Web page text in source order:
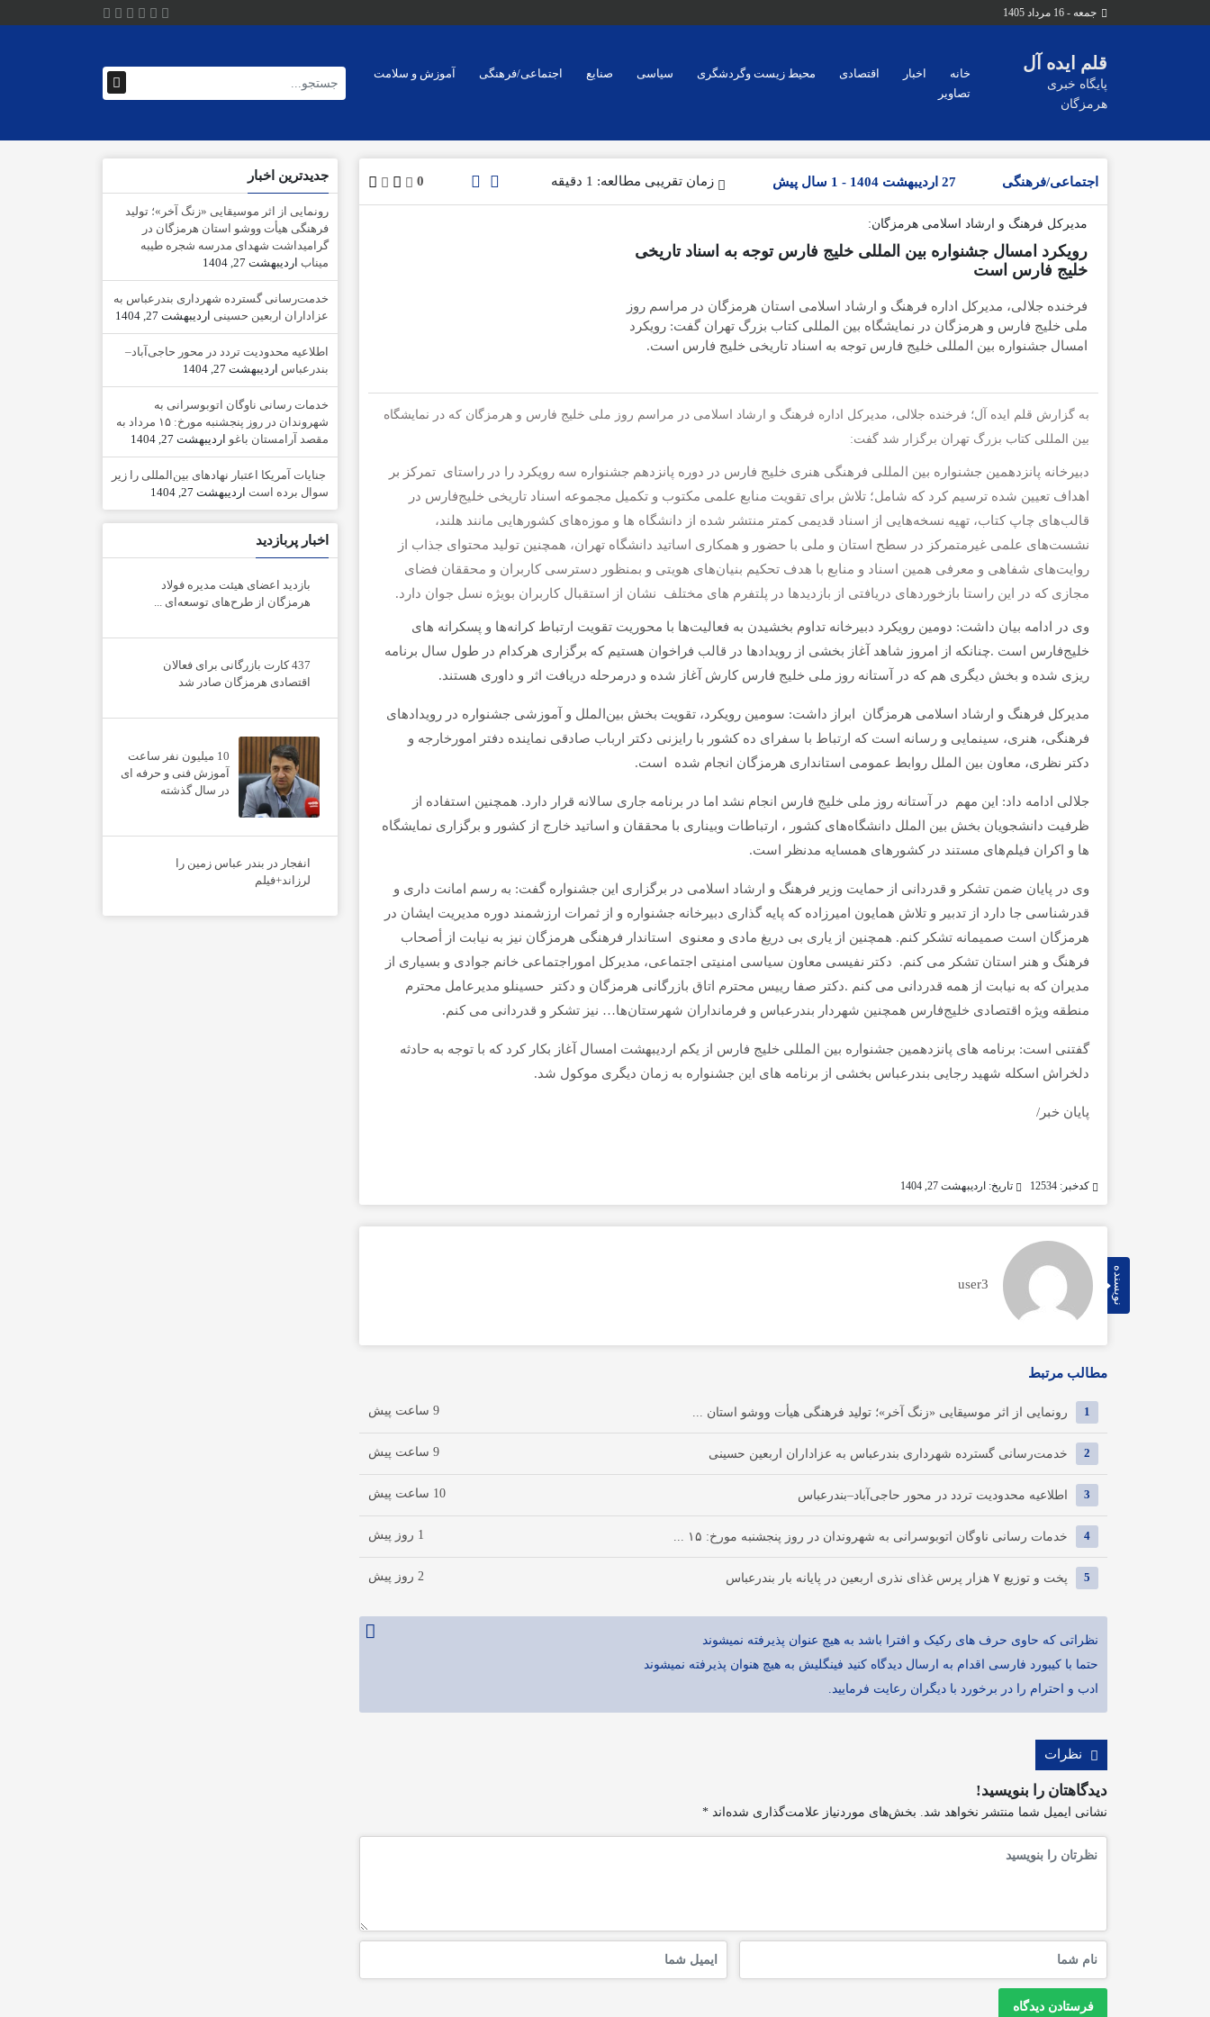
جمعه - 16 مرداد 1405
قلم ایده آل
پایگاه خبری
هرمزگان
خانه اخبار اقتصادی محیط زیست وگردشگری سیاسی صنایع اجتماعی/فرهنگی
آموزش و سلامت
تصاویر
اجتماعی/فرهنگی 27 اردیبهشت 1404 - 1 سال پیش زمان تقریبی مطالعه: 1 دقیقه 0
مدیرکل فرهنگ و ارشاد اسلامی هرمزگان:
رویکرد امسال جشنواره بین المللی خلیج فارس توجه به اسناد تاریخی
خلیج فارس است
فرخنده جلالی، مدیرکل اداره فرهنگ و ارشاد اسلامی استان هرمزگان در مراسم روز
ملی خلیج فارس و هرمزگان در نمایشگاه بین المللی کتاب بزرگ تهران گفت: رویکرد
امسال جشنواره بین المللی خلیج فارس توجه به اسناد تاریخی خلیج فارس است.
به گزارش قلم ایده آل؛ فرخنده جلالی، مدیرکل اداره فرهنگ و ارشاد اسلامی در مراسم روز ملی خلیج فارس و هرمزگان که در نمایشگاه
بین المللی کتاب بزرگ تهران برگزار شد گفت:
دبیرخانه پانزدهمین جشنواره بین المللی فرهنگی هنری خلیج فارس در دوره پانزدهم جشنواره سه رویکرد را در راستای تمرکز بر
اهداف تعیین شده ترسیم کرد که شامل؛ تلاش برای تقویت منابع علمی مکتوب و تکمیل مجموعه اسناد تاریخی خلیج‌فارس در
قالب‌های چاپ کتاب، تهیه نسخه‌‌هایی از اسناد قدیمی کمتر منتشر شده از دانشگاه ها و موزه‌های کشورهایی مانند هلند،
نشست‌های علمی غیرمتمرکز در سطح استان و ملی با حضور و همکاری اساتید دانشگاه تهران، همچنین تولید محتوای جذاب از
روایت‌های شفاهی و معرفی همین اسناد و منابع با هدف تحکیم بنیان‌های هویتی و بمنظور دسترسی کاربران و محققان فضای
مجازی که در این راستا بازخوردهای دریافتی از بازدیدها در پلتفرم های مختلف نشان از استقبال کاربران بویژه نسل جوان دارد.
وی در ادامه بیان داشت: دومین رویکرد دبیرخانه تداوم بخشیدن به فعالیت‌ها با محوریت تقویت ارتباط کرانه‌ها و پسکرانه های
خلیج‌فارس است .چنانکه از امروز شاهد آغاز بخشی از رویدادها در قالب فراخوان هستیم که برگزاری هرکدام در طول سال برنامه
ریزی شده و بخش دیگری هم که در آستانه روز ملی خلیج فارس کارش آغاز شده و درمرحله دریافت اثر و داوری هستند.
مدیرکل فرهنگ و ارشاد اسلامی هرمزگان ابراز داشت: سومین رویکرد، تقویت بخش بین‌الملل و آموزشی جشنواره در رویدادهای
فرهنگی، هنری، سینمایی و رسانه است که ارتباط با سفرای ده کشور با رایزنی دکتر ارباب صادقی نماینده دفتر امورخارجه و
دکتر نظری، معاون بین الملل روابط عمومی استانداری هرمزگان انجام شده است.
جلالی ادامه داد: این مهم در آستانه روز ملی خلیج فارس انجام نشد اما در برنامه جاری سالانه قرار دارد. همچنین استفاده از
ظرفیت دانشجویان بخش بین الملل دانشگاه‌های کشور ، ارتباطات وبیناری با محققان و اساتید خارج از کشور و برگزاری نمایشگاه
ها و اکران فیلم‌های مستند در کشورهای همسایه مدنظر است.
وی در پایان ضمن تشکر و قدردانی از حمایت وزیر فرهنگ و ارشاد اسلامی در برگزاری این جشنواره گفت: به رسم امانت داری و
قدرشناسی جا دارد از تدبیر و تلاش همایون امیرزاده که پایه گذاری دبیرخانه جشنواره و از ثمرات ارزشمند دوره مدیریت ایشان در
هرمزگان است صمیمانه تشکر کنم. همچنین از یاری بی دریغ مادی و معنوی استاندار فرهنگی هرمزگان نیز به نیابت از أصحاب
فرهنگ و هنر استان تشکر می کنم. دکتر نفیسی معاون سیاسی امنیتی اجتماعی، مدیرکل اموراجتماعی خانم جوادی و بسیاری از
مدیران که به نیابت از همه قدردانی می کنم .دکتر صفا رییس محترم اتاق بازرگانی هرمزگان و دکتر حسینلو مدیرعامل محترم
منطقه ویژه اقتصادی خلیج‌فارس همچنین شهردار بندرعباس و فرمانداران شهرستان‌ها… نیز تشکر و قدردانی می کنم.
گفتنی است: برنامه های پانزدهمین جشنواره بین المللی خلیج فارس از یکم اردیبهشت امسال آغاز بکار کرد که با توجه به حادثه
دلخراش اسکله شهید رجایی بندرعباس بخشی از برنامه های این جشنواره به زمان دیگری موکول شد.
پایان خبر/
کدخبر: 12534 تاریخ: اردیبهشت 27, 1404
نویسنده user3
مطالب مرتبط
1 رونمایی از اثر موسیقایی «زنگ آخر»؛ تولید فرهنگی هیأت ووشو استان ... 9 ساعت پیش
2 خدمت‌رسانی گسترده شهرداری بندرعباس به عزاداران اربعین حسینی 9 ساعت پیش
3 اطلاعیه محدودیت تردد در محور حاجی‌آباد–بندرعباس 10 ساعت پیش
4 خدمات رسانی ناوگان اتوبوسرانی به شهروندان در روز پنجشنبه مورخ: ۱۵ ... 1 روز پیش
5 پخت و توزیع ۷ هزار پرس غذای نذری اربعین در پایانه بار بندرعباس 2 روز پیش
نظراتی که حاوی حرف های رکیک و افترا باشد به هیچ عنوان پذیرفته نمیشوند
حتما با کیبورد فارسی اقدام به ارسال دیدگاه کنید فینگلیش به هیچ هنوان پذیرفته نمیشوند
ادب و احترام را در برخورد با دیگران رعایت فرمایید.
نظرات
دیدگاهتان را بنویسید!
نشانی ایمیل شما منتشر نخواهد شد. بخش‌های موردنیاز علامت‌گذاری شده‌اند *
جدیدترین اخبار
رونمایی از اثر موسیقایی «زنگ آخر»؛ تولید
فرهنگی هیأت ووشو استان هرمزگان در
گرامیداشت شهدای مدرسه شجره طیبه
میناب اردیبهشت 27, 1404
خدمت‌رسانی گسترده شهرداری بندرعباس به
عزاداران اربعین حسینی اردیبهشت 27, 1404
اطلاعیه محدودیت تردد در محور حاجی‌آباد–
بندرعباس اردیبهشت 27, 1404
خدمات رسانی ناوگان اتوبوسرانی به
شهروندان در روز پنجشنبه مورخ: ۱۵ مرداد به
مقصد آرامستان باغو اردیبهشت 27, 1404
جنایات آمریکا اعتبار نهادهای بین‌المللی را زیر
سوال برده است اردیبهشت 27, 1404
اخبار پربازدید
بازدید اعضای هیئت مدیره فولاد
هرمزگان از طرح‌های توسعه‌ای ...
437 کارت بازرگانی برای فعالان
اقتصادی هرمزگان صادر شد
10 میلیون نفر ساعت
آموزش فنی و حرفه ای
در سال گذشته
انفجار در بندر عباس زمین را
لرزاند+فیلم